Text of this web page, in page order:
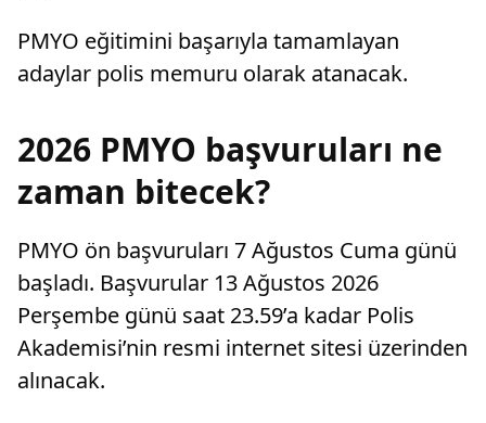
PMYO eğitimini başarıyla tamamlayan
adaylar polis memuru olarak atanacak.
2026 PMYO başvuruları ne
zaman bitecek?
PMYO ön başvuruları 7 Ağustos Cuma günü
başladı. Başvurular 13 Ağustos 2026
Perşembe günü saat 23.59’a kadar Polis
Akademisi’nin resmi internet sitesi üzerinden
alınacak.